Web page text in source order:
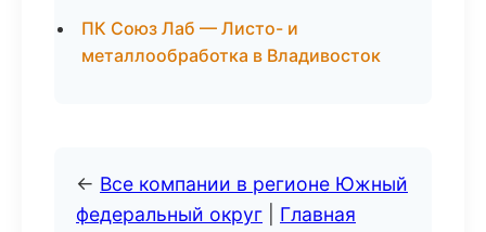
ПК Союз Лаб — Листо- и
металлообработка в Владивосток
← Все компании в регионе Южный
федеральный округ
Главная